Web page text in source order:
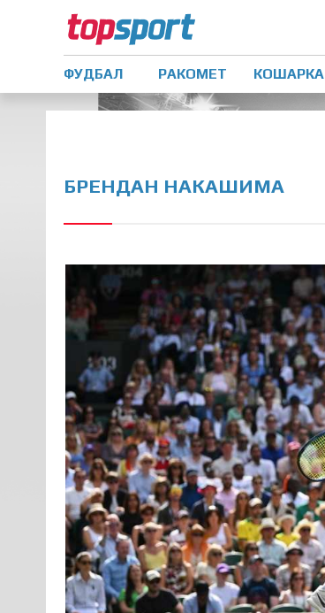
ФУДБАЛ РАКОМЕТ КОШАРКА
БРЕНДАН НАКАШИМА